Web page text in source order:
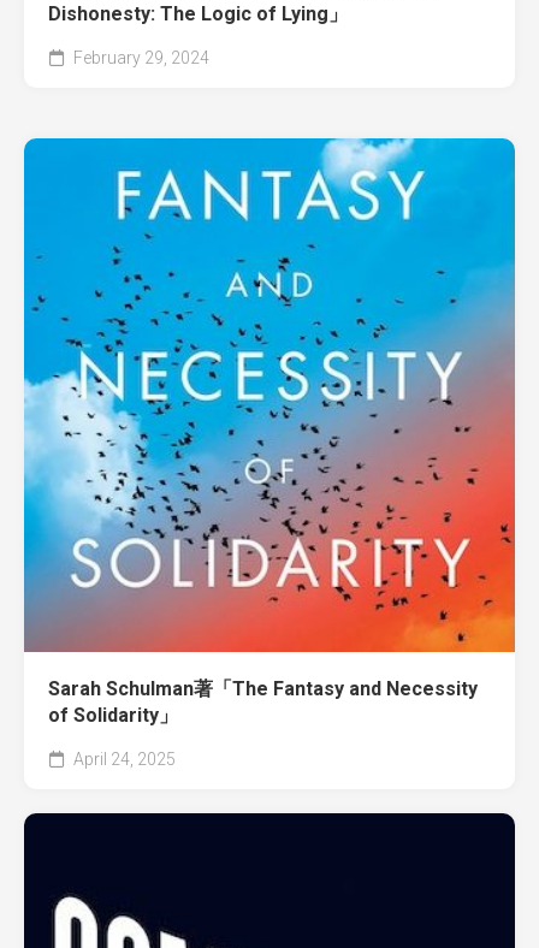
Dishonesty: The Logic of Lying」
February 29, 2024
Sarah Schulman著「The Fantasy and Necessity
of Solidarity」
April 24, 2025